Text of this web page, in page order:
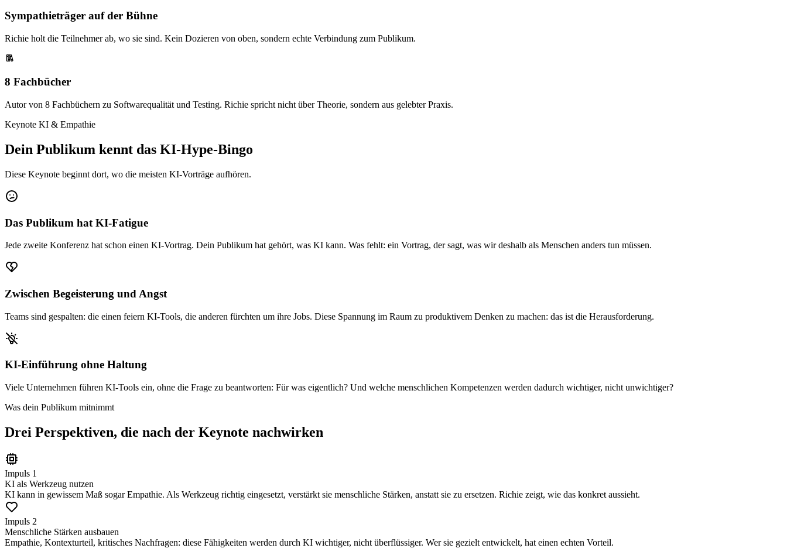
Sympathieträger auf der Bühne
Richie holt die Teilnehmer ab, wo sie sind. Kein Dozieren von oben, sondern echte Verbindung zum Publikum.
8 Fachbücher
Autor von 8 Fachbüchern zu Softwarequalität und Testing. Richie spricht nicht über Theorie, sondern aus gelebter Praxis.
Keynote KI & Empathie
Dein Publikum kennt das KI-Hype-Bingo
Diese Keynote beginnt dort, wo die meisten KI-Vorträge aufhören.
Das Publikum hat KI-Fatigue
Jede zweite Konferenz hat schon einen KI-Vortrag. Dein Publikum hat gehört, was KI kann. Was fehlt: ein Vortrag, der sagt, was wir deshalb als Menschen anders tun müssen.
Zwischen Begeisterung und Angst
Teams sind gespalten: die einen feiern KI-Tools, die anderen fürchten um ihre Jobs. Diese Spannung im Raum zu produktivem Denken zu machen: das ist die Herausforderung.
KI-Einführung ohne Haltung
Viele Unternehmen führen KI-Tools ein, ohne die Frage zu beantworten: Für was eigentlich? Und welche menschlichen Kompetenzen werden dadurch wichtiger, nicht unwichtiger?
Was dein Publikum mitnimmt
Drei Perspektiven, die nach der Keynote nachwirken
Impuls 1
KI als Werkzeug nutzen
KI kann in gewissem Maß sogar Empathie. Als Werkzeug richtig eingesetzt, verstärkt sie menschliche Stärken, anstatt sie zu ersetzen. Richie zeigt, wie das konkret aussieht.
Impuls 2
Menschliche Stärken ausbauen
Empathie, Kontexturteil, kritisches Nachfragen: diese Fähigkeiten werden durch KI wichtiger, nicht überflüssiger. Wer sie gezielt entwickelt, hat einen echten Vorteil.